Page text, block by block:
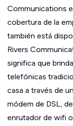
Communications
cobertura de la
también está
Rivers
significa que
telefónicas
casa a través de
módem de DSL,
enrutador de wifi